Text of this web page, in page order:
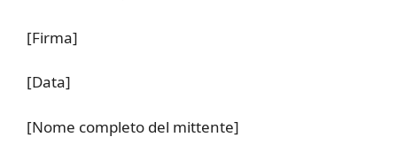
[Firma]
[Data]
[Nome completo del mittente]